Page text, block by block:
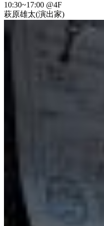
10:30~17:00 @4F
萩原雄太(演出家)